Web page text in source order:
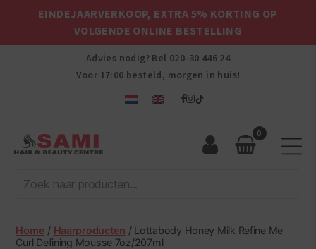
EINDEJAARVERKOOP, EXTRA 5% KORTING OP
VOLGENDE ONLINE BESTELLING
Advies nodig? Bel 020-30 446 24
Voor 17:00 besteld, morgen in huis!
Afro
Hair
Beauty
Centre
0
Home / Haarproducten / Lottabody Honey Milk Refine Me
Curl Defining Mousse 7oz/207ml